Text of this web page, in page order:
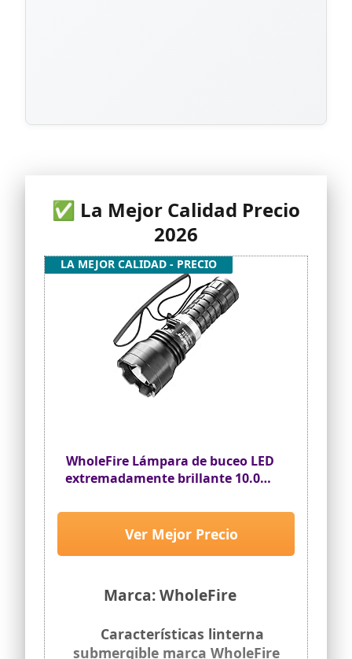
✅ La Mejor Calidad Precio
2026
WholeFire Lámpara de buceo LED
extremadamente brillante 10.000
Marca: WholeFire
Ver Mejor Precio
LA MEJOR CALIDAD - PRECIO
Características linterna
submergible marca WholeFire